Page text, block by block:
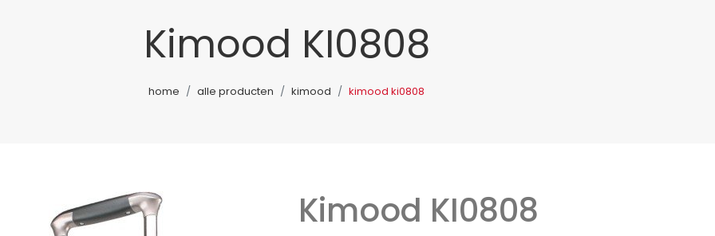
Kimood KI0808
home alle producten kimood kimood ki0808
Kimood KI0808